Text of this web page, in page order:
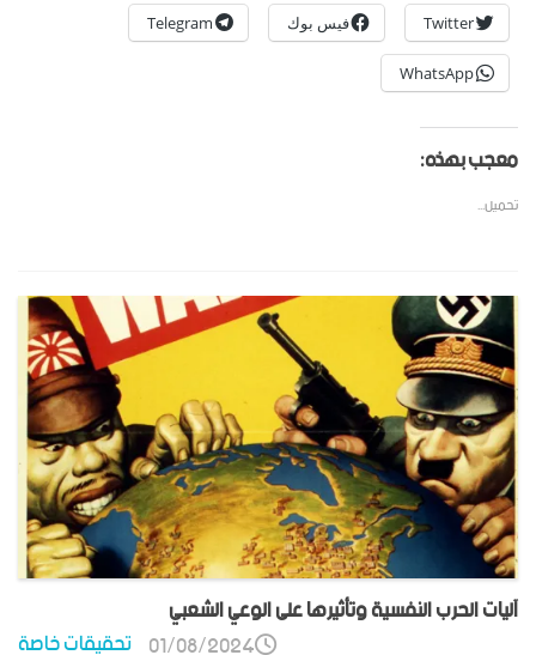
Twitter فيس بوك Telegram
WhatsApp
معجب بهذه:
تحميل...
آليات الحرب النفسية وتأثيرها على الوعي الشعبي
تحقيقات خاصة